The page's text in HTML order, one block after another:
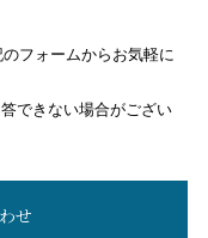
フォームからお気軽に
できない場合がござい
せ